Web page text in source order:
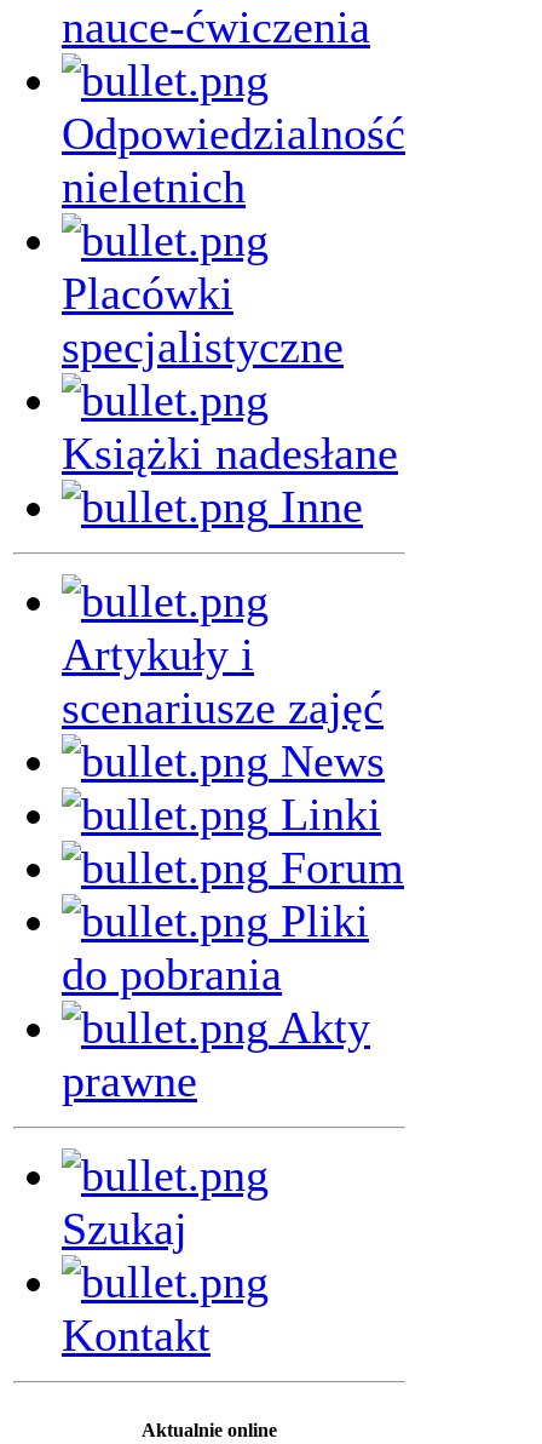
nauce-ćwiczenia
Odpowiedzialność
nieletnich
Placówki
specjalistyczne
Książki nadesłane
Inne
Artykuły i
scenariusze zajęć
News
Linki
Forum
Pliki
do pobrania
Akty
prawne
Szukaj
Kontakt
Aktualnie online